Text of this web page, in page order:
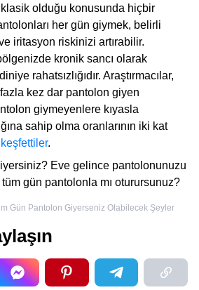
olduğu konusunda hiçbir
her gün giymek, belirli
iritasyon riskinizi artırabilir.
kronik sancı olarak
rahatsızlığıdır. Araştırmacılar,
kez dar pantolon giyen
giymeyenlere kıyasla
sahip olma oranlarının iki kat
keşfettiler.
Eve gelince pantolonunuzu
tüm gün pantolonla mı oturursunuz?
Gün Pantolon Giyerseniz Olabilecek Şeyler